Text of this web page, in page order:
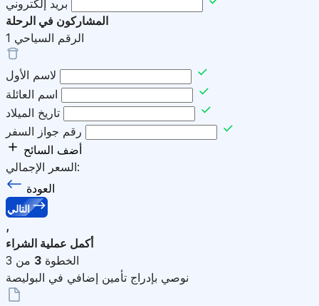
بريد إلكتروني
المشاركون في الرحلة
الرقم السياحي 1
لاسم الأول
اسم العائلة
تاريخ الميلاد
رقم جواز السفر
أضف السائح
السعر الإجمالي:
العودة
التالي
,
أكمل عملية الشراء
الخطوة 3 من 3
نوصي بإدراج تأمين إضافي في البوليصة